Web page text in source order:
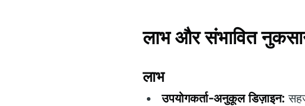
लाभ और संभावित
लाभ
उपयोगकर्ता-अनुकूल डिज़ाइन: